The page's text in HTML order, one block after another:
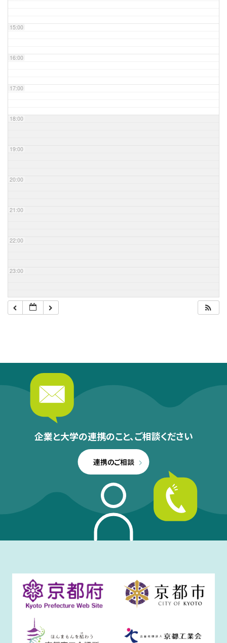
15:00
16:00
17:00
18:00
19:00
20:00
21:00
22:00
23:00
企業と大学の連携のこと、ご相談ください
連携のご相談